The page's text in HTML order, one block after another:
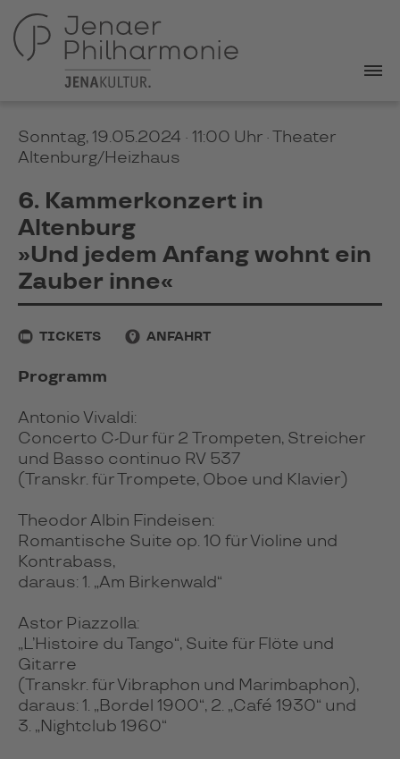
Sonntag, 19.05.2024 · 11:00 Uhr · Theater
Altenburg/Heizhaus
6. Kammerkonzert in
Altenburg
»Und jedem Anfang wohnt ein
Zauber inne«
TICKETS ANFAHRT
Programm
Antonio Vivaldi:
Concerto C-Dur für 2 Trompeten, Streicher
und Basso continuo RV 537
(Transkr. für Trompete, Oboe und Klavier)
Theodor Albin Findeisen:
Romantische Suite op. 10 für Violine und
Kontrabass,
daraus: 1. „Am Birkenwald“
Astor Piazzolla:
„L’Histoire du Tango“, Suite für Flöte und
Gitarre
(Transkr. für Vibraphon und Marimbaphon),
daraus: 1. „Bordel 1900“, 2. „Café 1930“ und
3. „Nightclub 1960“